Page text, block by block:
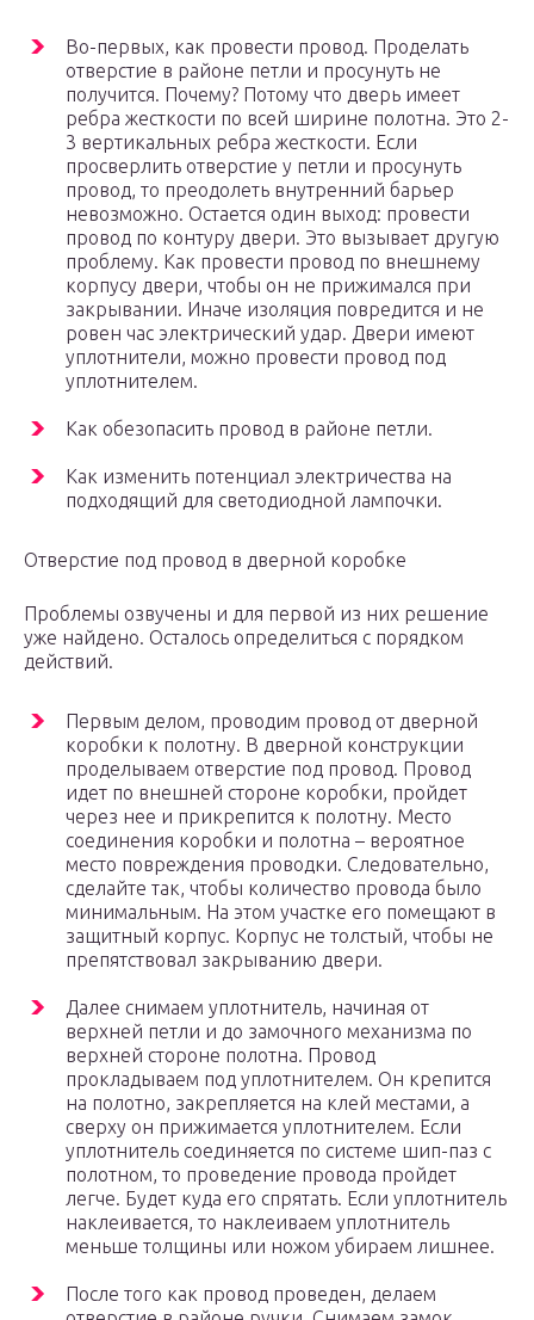
Во-первых, как провести провод. Проделать
отверстие в районе петли и просунуть не
получится. Почему? Потому что дверь имеет
ребра жесткости по всей ширине полотна. Это 2-
3 вертикальных ребра жесткости. Если
просверлить отверстие у петли и просунуть
провод, то преодолеть внутренний барьер
невозможно. Остается один выход: провести
провод по контуру двери. Это вызывает другую
проблему. Как провести провод по внешнему
корпусу двери, чтобы он не прижимался при
закрывании. Иначе изоляция повредится и не
ровен час электрический удар. Двери имеют
уплотнители, можно провести провод под
уплотнителем.
Как обезопасить провод в районе петли.
Как изменить потенциал электричества на
подходящий для светодиодной лампочки.
Отверстие под провод в дверной коробке
Проблемы озвучены и для первой из них решение
уже найдено. Осталось определиться с порядком
действий.
Первым делом, проводим провод от дверной
коробки к полотну. В дверной конструкции
проделываем отверстие под провод. Провод
идет по внешней стороне коробки, пройдет
через нее и прикрепится к полотну. Место
соединения коробки и полотна – вероятное
место повреждения проводки. Следовательно,
сделайте так, чтобы количество провода было
минимальным. На этом участке его помещают в
защитный корпус. Корпус не толстый, чтобы не
препятствовал закрыванию двери.
Далее снимаем уплотнитель, начиная от
верхней петли и до замочного механизма по
верхней стороне полотна. Провод
прокладываем под уплотнителем. Он крепится
на полотно, закрепляется на клей местами, а
сверху он прижимается уплотнителем. Если
уплотнитель соединяется по системе шип-паз с
полотном, то проведение провода пройдет
легче. Будет куда его спрятать. Если уплотнитель
наклеивается, то наклеиваем уплотнитель
меньше толщины или ножом убираем лишнее.
После того как провод проведен, делаем